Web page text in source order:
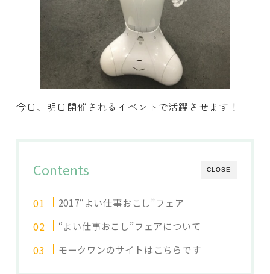
今日、明日開催されるイベントで活躍させます！
CLOSE
Contents
2017“よい仕事おこし”フェア
“よい仕事おこし”フェアについて
モークワンのサイトはこちらです